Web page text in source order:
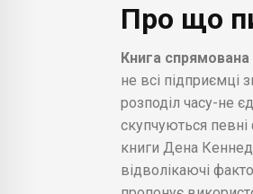
Про що
Книга
не всі підприємці
розподіл часу-не
скупчуються
книги Дена
відволікаючі